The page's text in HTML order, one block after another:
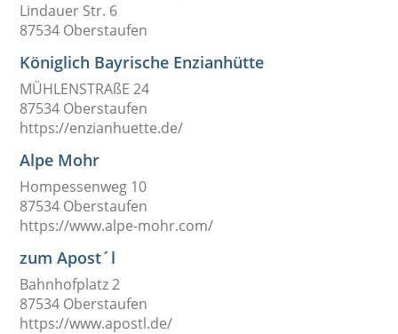
Lindauer Str. 6
87534 Oberstaufen
Königlich Bayrische Enzianhütte
MÜHLENSTRAßE 24
87534 Oberstaufen
https://enzianhuette.de/
Alpe Mohr
Hompessenweg 10
87534 Oberstaufen
https://www.alpe-mohr.com/
zum Apost´l
Bahnhofplatz 2
87534 Oberstaufen
https://www.apostl.de/